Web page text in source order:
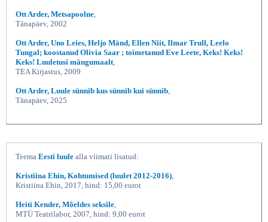
Ott Arder, Metsapoolne,
Tänapäev, 2002
Ott Arder, Uno Leies, Heljo Mänd, Ellen Niit, Ilmar Trull, Leelo
Tungal; koostanud Olivia Saar ; toimetanud Eve Leete, Keks! Keks!
Keks! Luuletusi mängumaalt,
TEA Kirjastus, 2009
Ott Arder, Luule sünnib kus sünnib kui sünnib,
Tänapäev, 2025
Teema Eesti luule alla viimati lisatud:
Kristiina Ehin, Kohtumised (luulet 2012-2016),
Kristiina Ehin, 2017, hind: 15,00 eurot
Heiti Kender, Mõeldes seksile,
MTÜ Teatrilabor, 2007, hind: 9,00 eurot